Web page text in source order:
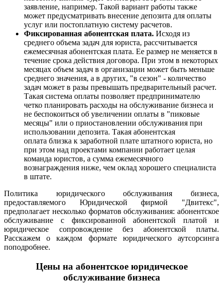
заявление, например. Такой вариант работы также
может предусматривать внесение депозита для оплаты
услуг или постоплатную систему расчетов.
Фиксированная абонентская плата. Исходя из
среднего объема задач для юриста, рассчитывается
ежемесячная абонентская плата. Ее размер не меняется в
течение срока действия договора. При этом в некоторых
месяцах объем задач в организации может быть меньше
среднего значения, а в других, "в сезон" - количество
задач может в разы превышать предварительный расчет.
Такая система оплаты позволяет предпринимателю
четко планировать расходы на обслуживание бизнеса и
не беспокоиться об увеличении оплаты в "пиковые
месяцы" или о приостановлении обслуживания при
использовании депозита. Такая абонентская
оплата близка к заработной плате штатного юриста, но
при этом над проектами компании работает целая
команда юристов, а сумма ежемесячного
вознаграждения ниже, чем оклад хорошего специалиста
в штате.
Политика юридического обслуживания бизнеса,
предоставляемого Юридической фирмой "Двитекс",
предполагает несколько форматов обслуживания: абонентское
обслуживание с фиксированной абонентской платой и
юридическое сопровождение без абонентской платы.
Расскажем о каждом формате юридического аутсорсинга
поподробнее.
Цены на абонентское юридическое
обслуживание бизнеса